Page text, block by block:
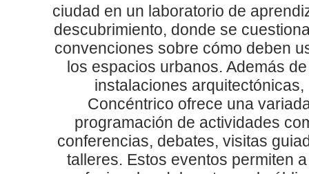
ciudad en un laboratorio de
descubrimiento, donde se
convenciones sobre cómo deben
los espacios urbanos. Además
instalaciones arquitectónicas,
Concéntrico ofrece una
programación de actividades
conferencias, debates, visitas
talleres. Estos eventos permiten